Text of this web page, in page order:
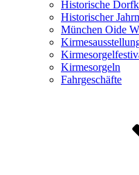
Historische
Historischer
München Oide
Kirmesorgeln
Fahrgeschäfte